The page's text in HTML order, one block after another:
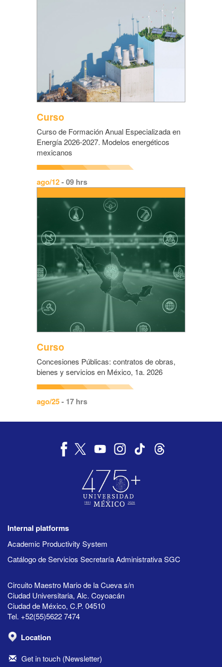
Curso
Curso de Formación Anual Especializada en
Energía 2026-2027. Modelos energéticos
mexicanos
ago/12- 09 hrs
Curso
Concesiones Públicas: contratos de obras,
bienes y servicios en México, 1a. 2026
ago/25- 17 hrs
Internal platforms
Academic Productivity System
Catálogo de Servicios Secretaría Administrativa SGC
Circuito Maestro Mario de la Cueva s/n
Ciudad Universitaria, Alc. Coyoacán
Ciudad de México, C.P. 04510
Tel. +52(55)5622 7474
Location
Get in touch (Newsletter)